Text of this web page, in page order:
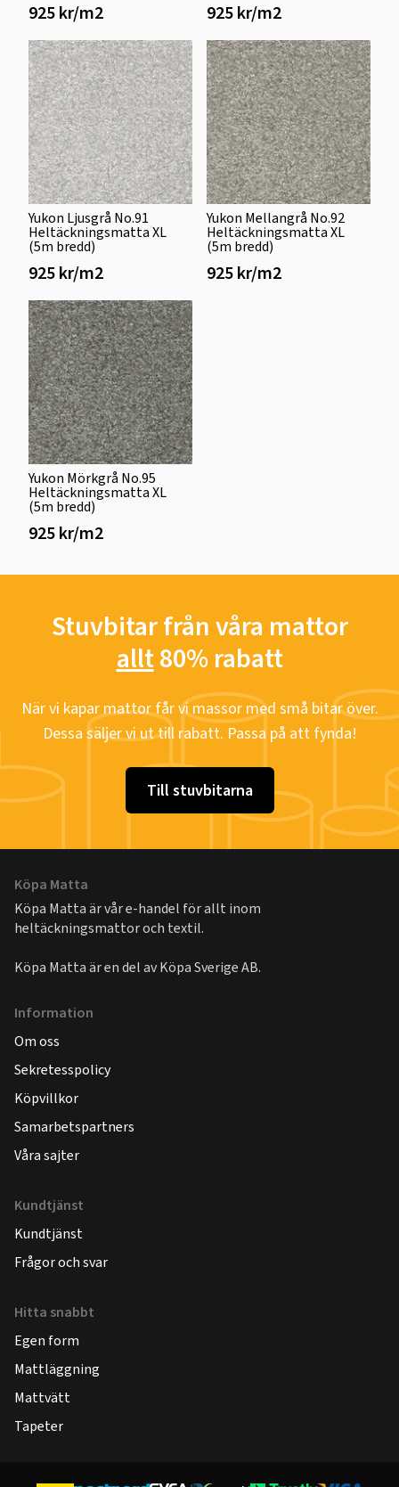
925 kr/m2 925 kr/m2
Yukon Ljusgrå No.91
Heltäckningsmatta XL
(5m bredd)
925 kr/m2
Yukon Mellangrå No.92
Heltäckningsmatta XL
(5m bredd)
925 kr/m2
Yukon Mörkgrå No.95
Heltäckningsmatta XL
(5m bredd)
925 kr/m2
Stuvbitar från våra mattor
allt80% rabatt
När vi kapar mattor får vi massor med små bitar över.
Dessa säljer vi ut till rabatt. Passa på att fynda!
Till stuvbitarna
Köpa Matta
Köpa Matta är vår e-handel för allt inom
heltäckningsmattor och textil.
Köpa Matta är en del avKöpa Sverige AB.
Information
Om oss
Sekretesspolicy
Köpvillkor
Samarbetspartners
Våra sajter
Kundtjänst
Kundtjänst
Frågor och svar
Hitta snabbt
Egen form
Mattläggning
Mattvätt
Tapeter